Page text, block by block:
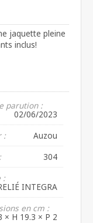
jaquette pleine
inclus!
parution :
02/06/2023
:
Auzou
304
:
INTEGRA
en cm :
× H 19.3 × P 2